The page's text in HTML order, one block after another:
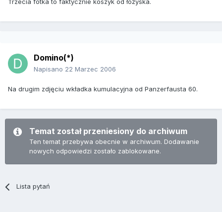
Domino(*)
Napisano 22 Marzec 2006
Na drugim zdjęciu wkładka kumulacyjna od Panzerfausta 60.
Temat został przeniesiony do archiwum
Ten temat przebywa obecnie w archiwum. Dodawanie
nowych odpowiedzi zostało zablokowane.
Lista pytań